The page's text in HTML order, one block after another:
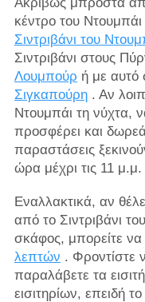
κέντρο του Ντουμπάι
Σιντριβάνι του
Σιντριβάνι στους
Λουμπούρ ή με αυτό
Σιγκαπούρη. Αν
Ντουμπάι τη νύχτα,
προσφέρει και
παραστάσεις
ώρα μέχρι τις 11
Εναλλακτικά, αν
από το Σιντριβάνι
σκάφος, μπορείτε να
λεπτών . Φροντίστε
παραλάβετε τα
εισιτηρίων, επειδή